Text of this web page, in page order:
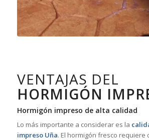
VENTAJAS DEL
HORMIGÓN
Hormigón impreso de alta calidad
Lo más importante a considerar es la
impreso Uña. El hormigón fresco requiere